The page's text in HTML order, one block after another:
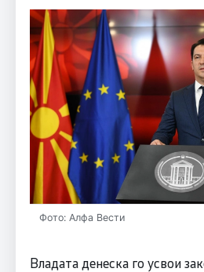
Фото: Алфа Вести
Владата денеска го усвои